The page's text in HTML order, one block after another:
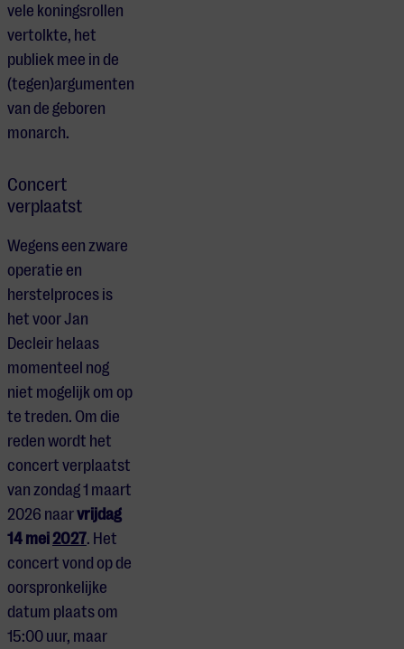
vele koningsrollen
vertolkte, het
publiek mee in de
(tegen)argumenten
van de geboren
monarch.
Concert
verplaatst
Wegens een zware
operatie en
herstelproces is
het voor Jan
Decleir helaas
momenteel nog
niet mogelijk om op
te treden. Om die
reden wordt het
concert verplaatst
van zondag 1 maart
2026 naarvrijdag
14 mei2027. Het
concert vond op de
oorspronkelijke
datum plaats om
15:00 uur, maar